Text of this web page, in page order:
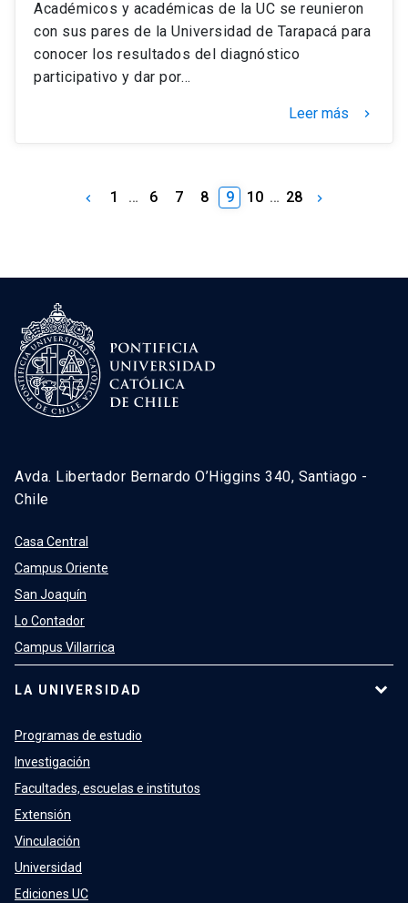
Académicos y académicas de la UC se reunieron
con sus pares de la Universidad de Tarapacá para
conocer los resultados del diagnóstico
participativo y dar por…
Leer más keyboard_arrow_right
keyboard_arrow_left 1 … 6 7 8 9 10 … 28 keyboard_arrow_right
Avda. Libertador Bernardo O’Higgins 340, Santiago -
Chile
Casa Central
Campus Oriente
San Joaquín
Lo Contador
Campus Villarrica
LA UNIVERSIDAD
Programas de estudio
Investigación
Facultades, escuelas e institutos
Extensión
Vinculación
Universidad
Ediciones UC